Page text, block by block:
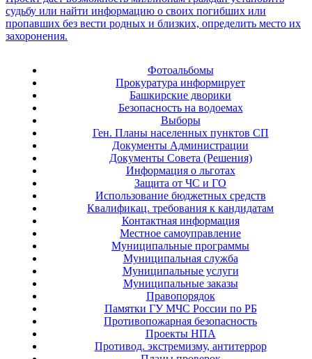
Фотоальбомы
Прокуратура информирует
Башкирские дворики
Безопасность на водоемах
Выборы
Ген. Планы населенных пунктов СП
Документы Администрации
Документы Совета (Решения)
Информация о льготах
Защита от ЧС и ГО
Использование бюджетных средств
Квалификац. требования к кандидатам
Контактная информация
Местное самоуправление
Муниципальные программы
Муниципальная служба
Муниципальные услуги
Муниципальные заказы
Правопорядок
Памятки ГУ МЧС России по РБ
Противопожарная безопасность
Проекты НПА
Противод. экстремизму, антитеррор